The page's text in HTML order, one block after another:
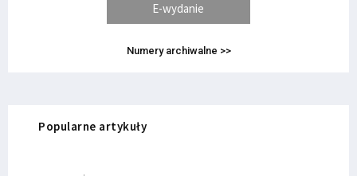
E-wydanie
Numery archiwalne >>
Popularne artykuły